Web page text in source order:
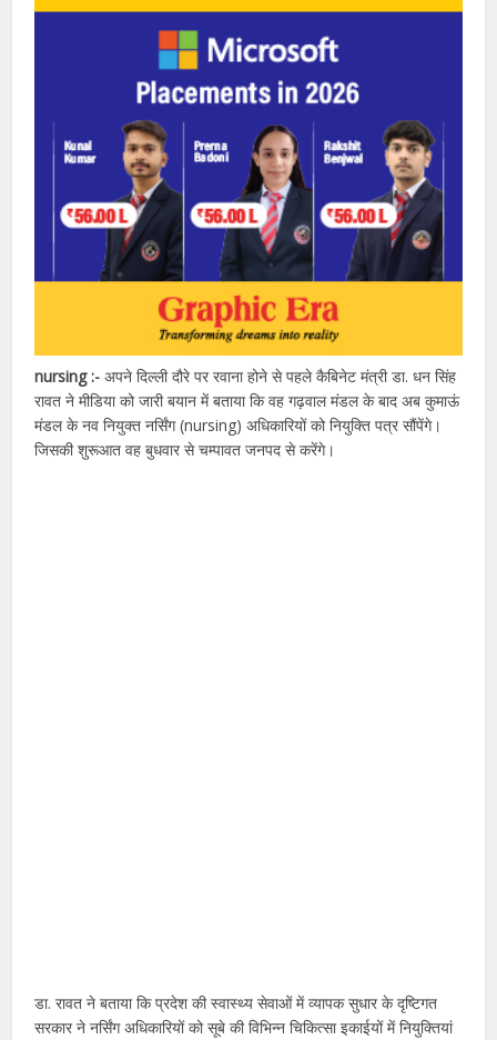
nursing :-अपने दिल्ली दौरे पर रवाना होने से पहले कैबिनेट मंत्री डा. धन सिंह
रावत ने मीडिया को जारी बयान में बताया कि वह गढ़वाल मंडल के बाद अब कुमाऊं
मंडल के नव नियुक्त नर्सिंग (nursing) अधिकारियों को नियुक्ति पत्र सौंपेंगे।
जिसकी शुरूआत वह बुधवार से चम्पावत जनपद से करेंगे।
डा. रावत ने बताया कि प्रदेश की स्वास्थ्य सेवाओं में व्यापक सुधार के दृष्टिगत
सरकार ने नर्सिंग अधिकारियों को सूबे की विभिन्न चिकित्सा इकाईयों में नियुक्तियां